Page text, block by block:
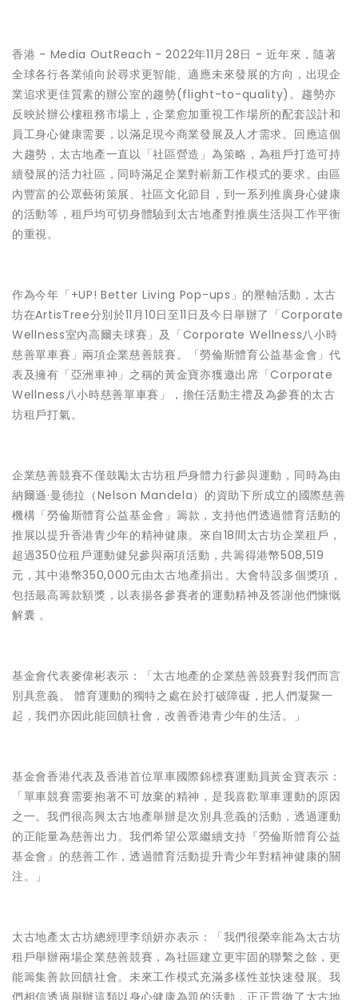
香港 - Media OutReach - 2022年11月28日 - 近年來，隨著
全球各行各業傾向於尋求更智能、適應未來發展的方向，出現企
業追求更佳質素的辦公室的趨勢(flight-to-quality)。趨勢亦
反映於辦公樓租務市場上，企業愈加重視工作場所的配套設計和
員工身心健康需要，以滿足現今商業發展及人才需求。回應這個
大趨勢，太古地產一直以「社區營造」為策略，為租戶打造可持
續發展的活力社區，同時滿足企業對嶄新工作模式的要求。由區
內豐富的公眾藝術策展、社區文化節目，到一系列推廣身心健康
的活動等，租戶均可切身體驗到太古地產對推廣生活與工作平衡
的重視。
作為今年「+UP! Better Living Pop-ups」的壓軸活動，太古
坊在ArtisTree分別於11月10日至11日及今日舉辦了 「Corporate
Wellness室內高爾夫球賽」及 「Corporate Wellness八小時
慈善單車賽」 兩項企業慈善競賽。「勞倫斯體育公益基金會」代
表及擁有「亞洲車神」之稱的黃金寶亦獲邀出席「Corporate
Wellness八小時慈善單車賽」，擔任活動主禮及為參賽的太古
坊租戶打氣。
企業慈善競賽不僅鼓勵太古坊租戶身體力行參與運動，同時為由
納爾遜·曼德拉（Nelson Mandela）的資助下所成立的國際慈善
機構 「勞倫斯體育公益基金會」 籌款，支持他們透過體育活動的
推展以提升香港青少年的精神健康。來自18間太古坊企業租戶，
超過350位租戶運動健兒參與兩項活動，共籌得港幣508,519
元，其中港幣350,000元由太古地產捐出。 大會特設多個獎項，
包括最高籌款額獎，以表揚各參賽者的運動精神及答謝他們慷慨
解囊 。
基金會代表麥偉彬表示：「太古地產的企業慈善競賽對我們而言
別具意義。 體育運動的獨特之處在於打破障礙，把人們凝聚一
起，我們亦因此能回饋社會，改善香港青少年的生活。」
基金會香港代表及香港首位單車國際錦標賽運動員黃金寶表示：
「單車競賽需要抱著不可放棄的精神，是我喜歡單車運動的原因
之一。我們很高興太古地產舉辦是次別具意義的活動，透過運動
的正能量為慈善出力。我們希望公眾繼續支持『勞倫斯體育公益
基金會』的慈善工作，透過體育活動提升青少年對精神健康的關
注。」
太古地產太古坊總經理李頌妍亦表示：「我們很榮幸能為太古坊
租戶舉辦兩場企業慈善競賽，為社區建立更牢固的聯繫之餘，更
能籌集善款回饋社會。未來工作模式充滿多樣性並快速發展。我
們相信透過舉辦這類以身心健康為題的活動，正正貫徹了太古地